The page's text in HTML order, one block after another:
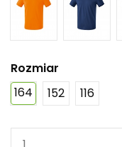
Rozmiar
164
152 116